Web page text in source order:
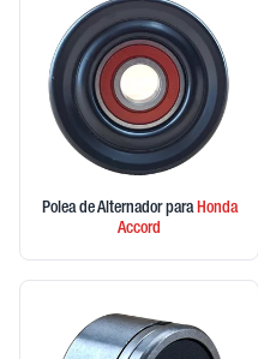
Polea de Alternador paraHonda
Accord